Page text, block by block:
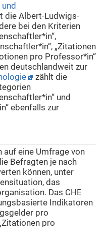
die Albert-Ludwigs-
bei den Kriterien
„Zitationen
pro Professor*in“
deutschlandweit zur
zählt die
und
ebenfalls zur
auf eine Umfrage von
Befragten je nach
können, unter
das
Das CHE
Indikatoren
pro
pro